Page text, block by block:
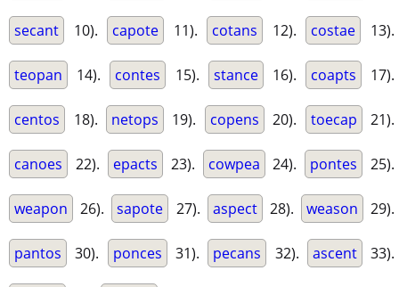
secant 10). capote 11). cotans 12). costae 13).
teopan 14). contes 15). stance 16). coapts 17).
centos 18). netops 19). copens 20). toecap 21).
canoes 22). epacts 23). cowpea 24). pontes 25).
weapon 26). sapote 27). aspect 28). weason 29).
pantos 30). ponces 31). pecans 32). ascent 33).